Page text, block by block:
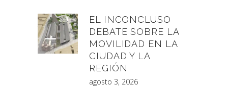
EL INCONCLUSO
DEBATE SOBRE LA
MOVILIDAD EN LA
CIUDAD Y LA
REGIÓN
agosto 3, 2026